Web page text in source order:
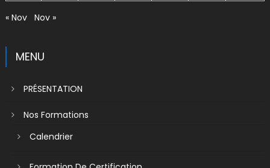
« Nov Nov »
MENU
PRÉSENTATION
Nos Formations
Calendrier